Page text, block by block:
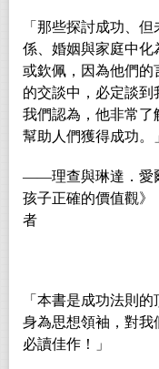
「那些探討成功、
係、婚姻與家庭中化
或欽佩，因為他們的
的交談中，必定談到
我們認為，他非常了
幫助人們獲得成功。
――理查與琳達．愛
孩子正確的價值觀》
者
「本書是成功法則
身為思想領袖，對我
必讀佳作！」